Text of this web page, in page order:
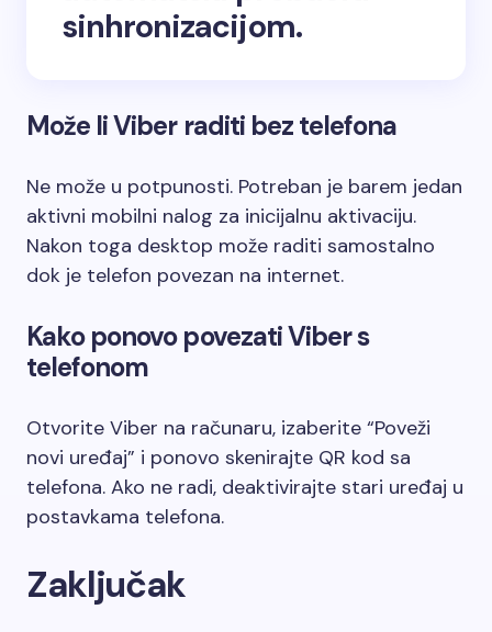
sinhronizacijom.
Može li Viber raditi bez telefona
Ne može u potpunosti. Potreban je barem jedan
aktivni mobilni nalog za inicijalnu aktivaciju.
Nakon toga desktop može raditi samostalno
dok je telefon povezan na internet.
Kako ponovo povezati Viber s
telefonom
Otvorite Viber na računaru, izaberite “Poveži
novi uređaj” i ponovo skenirajte QR kod sa
telefona. Ako ne radi, deaktivirajte stari uređaj u
postavkama telefona.
Zaključak